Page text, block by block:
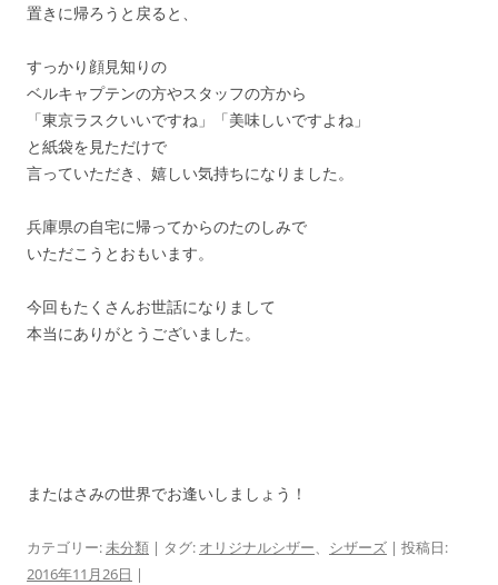
置きに帰ろうと戻ると、
すっかり顔見知りの
ベルキャプテンの方やスタッフの方から
「東京ラスクいいですね」「美味しいですよね」
と紙袋を見ただけで
言っていただき、嬉しい気持ちになりました。
兵庫県の自宅に帰ってからのたのしみで
いただこうとおもいます。
今回もたくさんお世話になりまして
本当にありがとうございました。
またはさみの世界でお逢いしましょう！
カテゴリー:未分類 | タグ: オリジナルシザー、 シザーズ | 投稿日:
2016年11月26日 |